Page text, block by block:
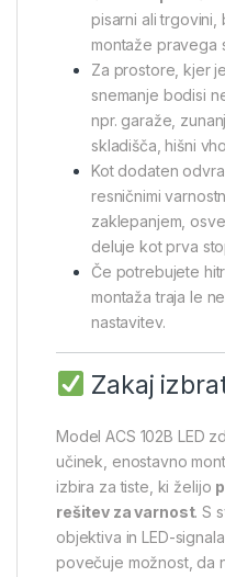
pisarni ali
montaže pravega
Za prostore, kjer
snemanje bodisi
npr. garaže,
skladišča, hišni
Kot dodaten
resničnimi
zaklepanjem,
deluje kot prva
Če potrebujete
montaža traja le
nastavitev.
Zakaj
Model ACS 102B LED
učinek, enostavno
izbira za tiste, ki želijo
rešitev za varnost. S
objektiva in LED-
povečuje možnost, da